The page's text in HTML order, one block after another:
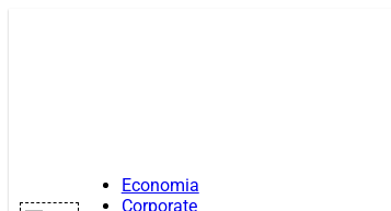
Economia
Corporate